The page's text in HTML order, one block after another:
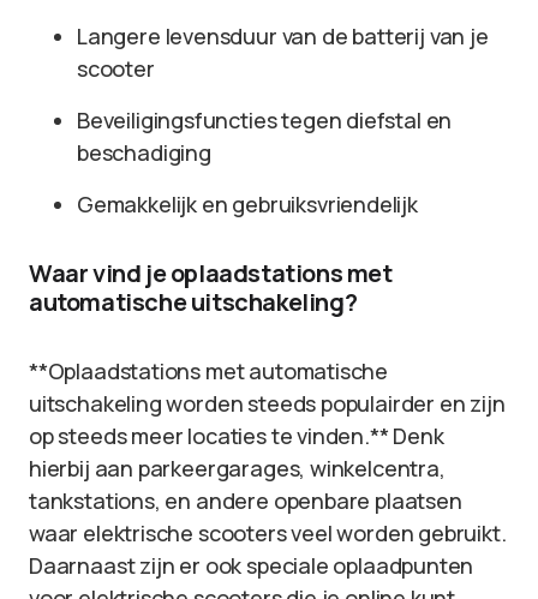
Langere levensduur van de batterij van je
scooter
Beveiligingsfuncties tegen diefstal en
beschadiging
Gemakkelijk en gebruiksvriendelijk
Waar vind je oplaadstations met
automatische uitschakeling?
**Oplaadstations met automatische
uitschakeling worden steeds populairder en zijn
op steeds meer locaties te vinden.** Denk
hierbij aan parkeergarages, winkelcentra,
tankstations, en andere openbare plaatsen
waar elektrische scooters veel worden gebruikt.
Daarnaast zijn er ook speciale oplaadpunten